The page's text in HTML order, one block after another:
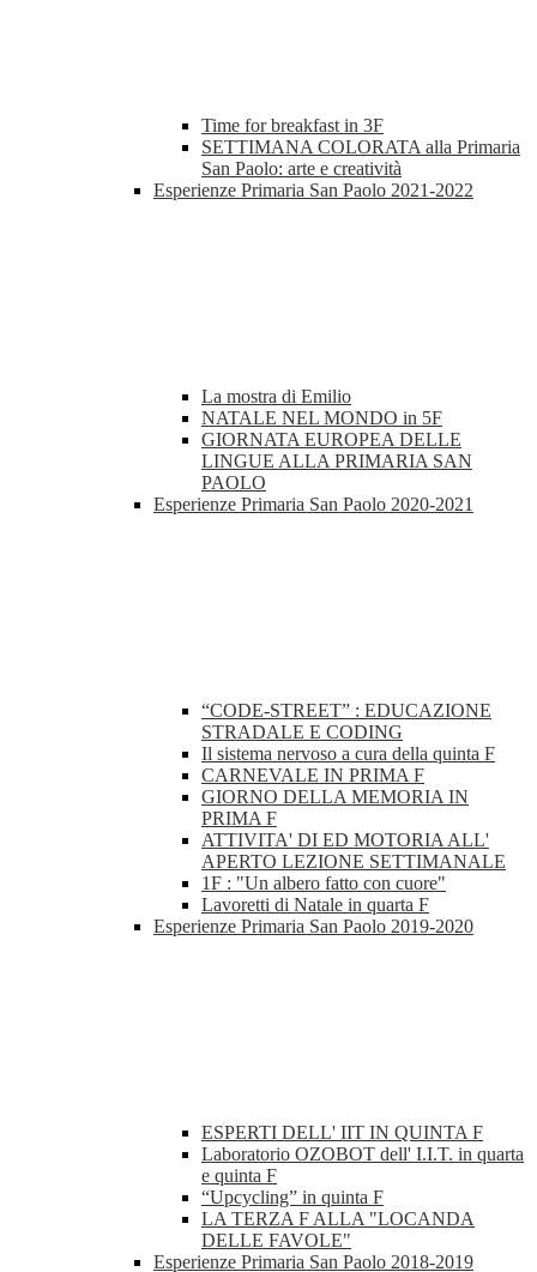
Time for breakfast in 3F
SETTIMANA COLORATA alla Primaria
San Paolo: arte e creatività
Esperienze Primaria San Paolo 2021-2022
La mostra di Emilio
NATALE NEL MONDO in 5F
GIORNATA EUROPEA DELLE
LINGUE ALLA PRIMARIA SAN
PAOLO
Esperienze Primaria San Paolo 2020-2021
“CODE-STREET” : EDUCAZIONE
STRADALE E CODING
Il sistema nervoso a cura della quinta F
CARNEVALE IN PRIMA F
GIORNO DELLA MEMORIA IN
PRIMA F
ATTIVITA' DI ED MOTORIA ALL'
APERTO LEZIONE SETTIMANALE
1F : "Un albero fatto con cuore"
Lavoretti di Natale in quarta F
Esperienze Primaria San Paolo 2019-2020
ESPERTI DELL' IIT IN QUINTA F
Laboratorio OZOBOT dell' I.I.T. in quarta
e quinta F
“Upcycling” in quinta F
LA TERZA F ALLA "LOCANDA
DELLE FAVOLE"
Esperienze Primaria San Paolo 2018-2019